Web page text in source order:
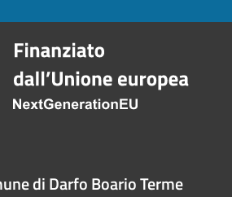
di Darfo Boario Terme